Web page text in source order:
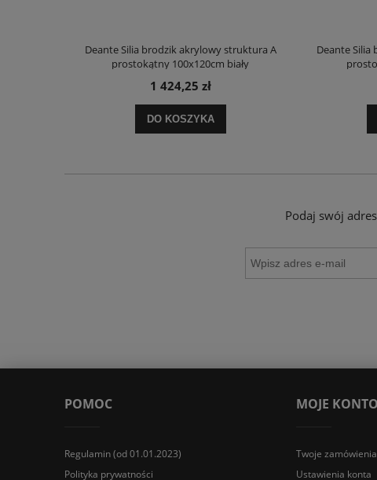
Deante Silia brodzik akrylowy struktura A
prostokątny 100x120cm biały
1 424,25 zł
DO KOSZYKA
Deante
Podaj swój
POMOC
Regulamin (od 01.01.2023)
Polityka prywatności
MOJE KONTO
Twoje zamówienia
Ustawienia konta